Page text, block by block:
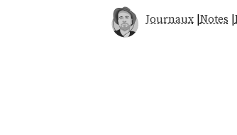
Journaux|Notes |